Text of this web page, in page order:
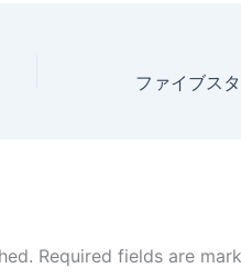
Required fields are